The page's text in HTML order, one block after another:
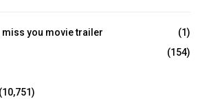
you movie trailer
(1)
(154)
(10,751)